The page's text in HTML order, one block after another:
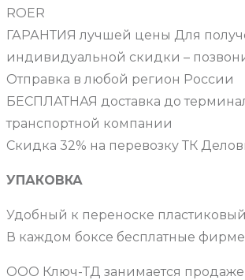
ROER
ГАРАНТИЯ лучшей цены Для
индивидуальной скидки –
Отправка в любой регион России
БЕСПЛАТНАЯ доставка до
транспортной компании
Скидка 32% на перевозку ТК
УПАКОВКА
Удобный к переноске
В каждом боксе бесплатные
ООО Ключ-ТД занимается